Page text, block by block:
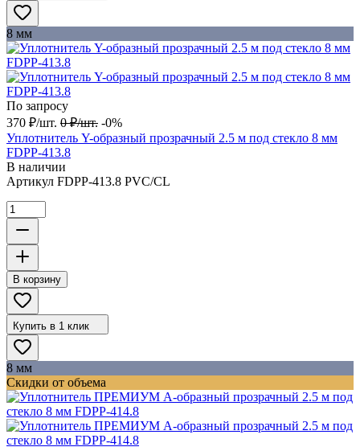
8 мм
По запросу
370 ₽/шт. 0 ₽/шт. -0%
Уплотнитель Y-образный прозрачный 2.5 м под стекло 8 мм
FDPP-413.8
В наличии
Артикул FDPP-413.8 PVC/CL
В корзину
Купить в 1 клик
8 мм
Скидки от объема